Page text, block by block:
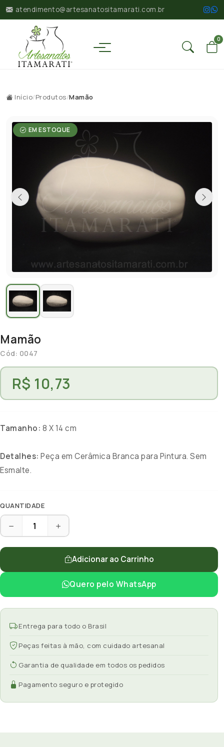
atendimento@artesanatositamarati.com.br
0
Início/Produtos/Mamão
EM ESTOQUE
Mamão
Cód: 0047
R$ 10,73
Tamanho: 8 X 14 cm
Detalhes: Peça em Cerâmica Branca para Pintura. Sem
Esmalte.
QUANTIDADE
Adicionar ao Carrinho
Quero pelo WhatsApp
Entrega para todo o Brasil
Peças feitas à mão, com cuidado artesanal
Garantia de qualidade em todos os pedidos
Pagamento seguro e protegido